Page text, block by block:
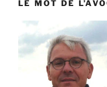
LE MOT DE